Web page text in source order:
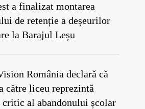
a finalizat montarea
de retenție a deșeurilor
la Barajul Leșu
România declară că
către liceu reprezintă
al abandonului școlar